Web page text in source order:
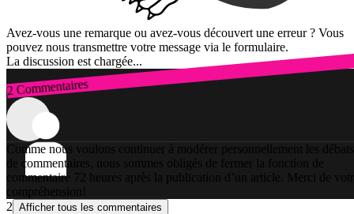
Avez-vous une remarque ou avez-vous découvert une erreur ? Vous
pouvez nous transmettre votre message via le formulaire.
La discussion est chargée...
2 Commentaires
Connexion
Comme nous voulons continuer à modérer personnellement les débats
de commentaires, nous sommes obligés de fermer la fonction de
commentaire 72 heures après la publication d’un article. Merci de
compréhension!
2 Afficher tous les commentaires